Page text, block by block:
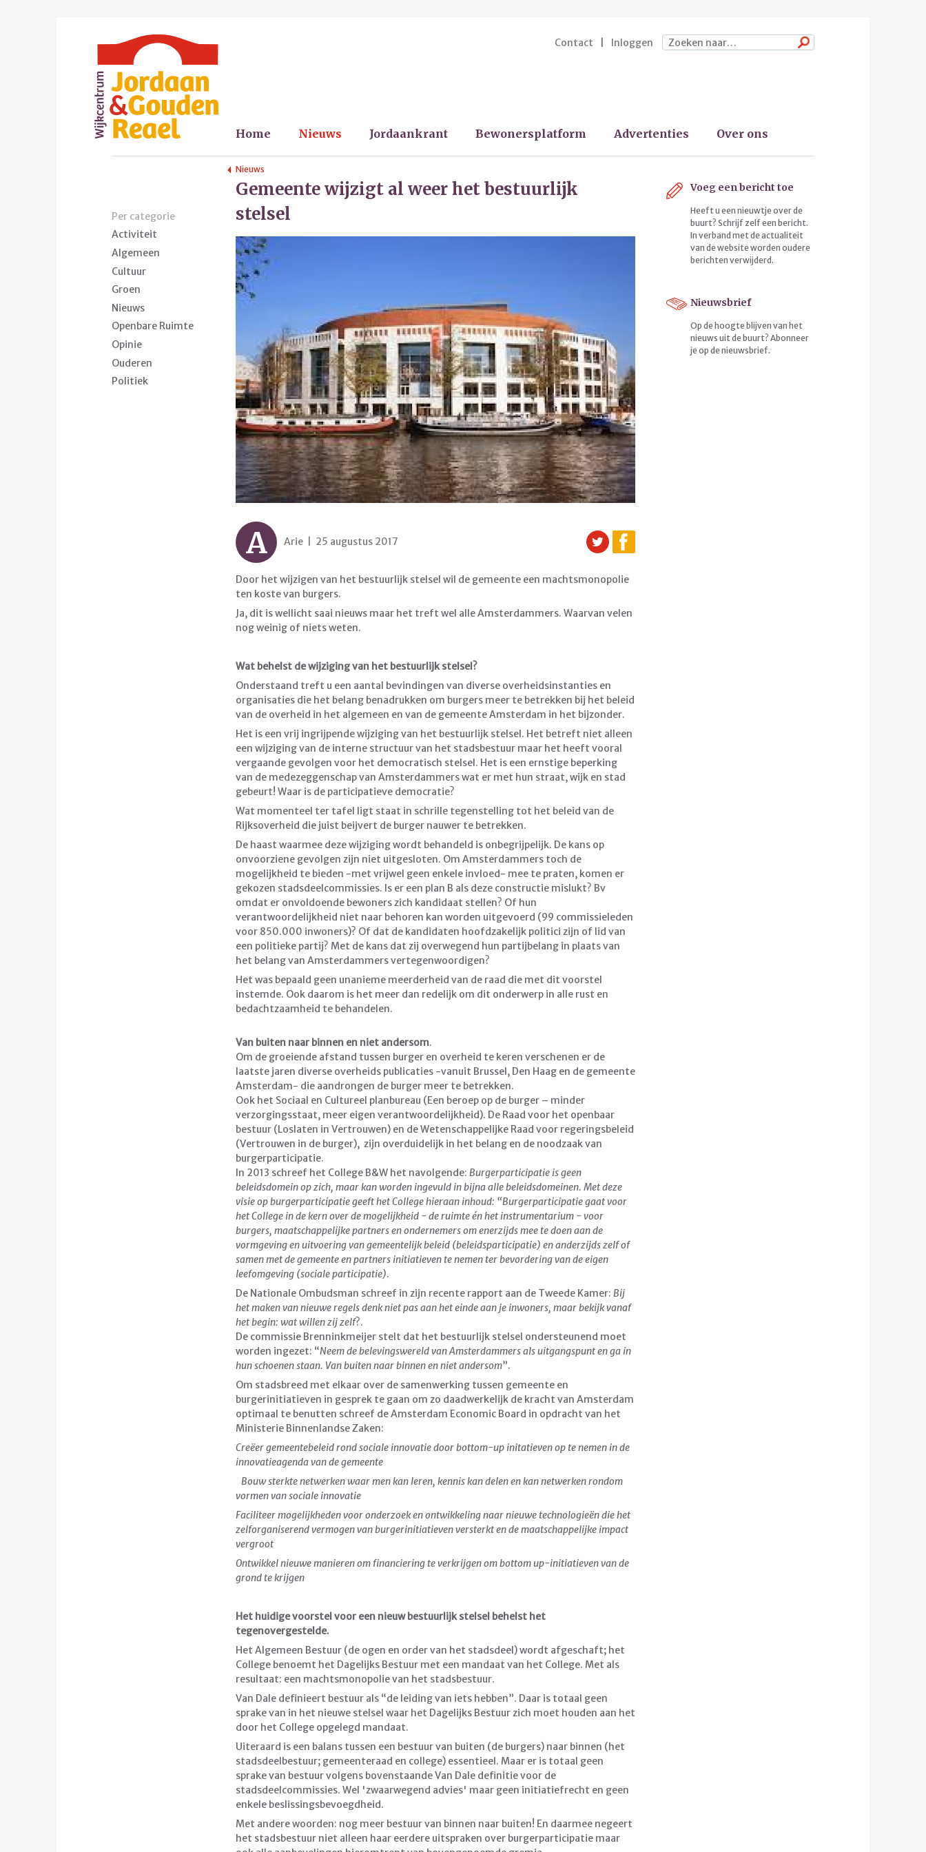
Home Nieuws Jordaankrant Bewonersplatform Advertenties Over ons
Contact Inloggen Zoeken
Nieuws
Gemeente wijzigt al weer het bestuurlijk
stelsel
A Arie | 25 augustus 2017
Door het wijzigen van het bestuurlijk stelsel wil de gemeente een machtsmonopolie
ten koste van burgers.
Ja, dit is wellicht saai nieuws maar het treft wel alle Amsterdammers. Waarvan velen
nog weinig of niets weten.
Wat behelst de wijziging van het bestuurlijk stelsel?
Onderstaand treft u een aantal bevindingen van diverse overheidsinstanties en
organisaties die het belang benadrukken om burgers meer te betrekken bij het beleid
van de overheid in het algemeen en van de gemeente Amsterdam in het bijzonder.
Het is een vrij ingrijpende wijziging van het bestuurlijk stelsel. Het betreft niet alleen
een wijziging van de interne structuur van het stadsbestuur maar het heeft vooral
vergaande gevolgen voor het democratisch stelsel. Het is een ernstige beperking
van de medezeggenschap van Amsterdammers wat er met hun straat, wijk en stad
gebeurt! Waar is de participatieve democratie?
Wat momenteel ter tafel ligt staat in schrille tegenstelling tot het beleid van de
Rijksoverheid die juist beijvert de burger nauwer te betrekken.
De haast waarmee deze wijziging wordt behandeld is onbegrijpelijk. De kans op
onvoorziene gevolgen zijn niet uitgesloten. Om Amsterdammers toch de
mogelijkheid te bieden -met vrijwel geen enkele invloed- mee te praten, komen er
gekozen stadsdeelcommissies. Is er een plan B als deze constructie mislukt? Bv
omdat er onvoldoende bewoners zich kandidaat stellen? Of hun
verantwoordelijkheid niet naar behoren kan worden uitgevoerd (99 commissieleden
voor 850.000 inwoners)? Of dat de kandidaten hoofdzakelijk politici zijn of lid van
een politieke partij? Met de kans dat zij overwegend hun partijbelang in plaats van
het belang van Amsterdammers vertegenwoordigen?
Het was bepaald geen unanieme meerderheid van de raad die met dit voorstel
instemde. Ook daarom is het meer dan redelijk om dit onderwerp in alle rust en
bedachtzaamheid te behandelen.
Van buiten naar binnen en niet andersom.
Om de groeiende afstand tussen burger en overheid te keren verschenen er de
laatste jaren diverse overheids publicaties -vanuit Brussel, Den Haag en de gemeente
Amsterdam- die aandrongen de burger meer te betrekken.
Ook het Sociaal en Cultureel planbureau (Een beroep op de burger – minder
verzorgingsstaat, meer eigen verantwoordelijkheid). De Raad voor het openbaar
bestuur (Loslaten in Vertrouwen) en de Wetenschappelijke Raad voor regeringsbeleid
(Vertrouwen in de burger), zijn overduidelijk in het belang en de noodzaak van
burgerparticipatie.
In 2013 schreef het College B&W het navolgende: Burgerparticipatie is geen
beleidsdomein op zich, maar kan worden ingevuld in bijna alle beleidsdomeinen. Met deze
visie op burgerparticipatie geeft het College hieraan inhoud: “Burgerparticipatie gaat voor
het College in de kern over de mogelijkheid - de ruimte én het instrumentarium - voor
burgers, maatschappelijke partners en ondernemers om enerzijds mee te doen aan de
vormgeving en uitvoering van gemeentelijk beleid (beleidsparticipatie) en anderzijds zelf of
samen met de gemeente en partners initiatieven te nemen ter bevordering van de eigen
leefomgeving (sociale participatie).
De Nationale Ombudsman schreef in zijn recente rapport aan de Tweede Kamer: Bij
het maken van nieuwe regels denk niet pas aan het einde aan je inwoners, maar bekijk vanaf
het begin: wat willen zij zelf?.
De commissie Brenninkmeijer stelt dat het bestuurlijk stelsel ondersteunend moet
worden ingezet: “Neem de belevingswereld van Amsterdammers als uitgangspunt en ga in
hun schoenen staan. Van buiten naar binnen en niet andersom”.
Om stadsbreed met elkaar over de samenwerking tussen gemeente en
burgerinitiatieven in gesprek te gaan om zo daadwerkelijk de kracht van Amsterdam
optimaal te benutten schreef de Amsterdam Economic Board in opdracht van het
Ministerie Binnenlandse Zaken:
Creëer gemeentebeleid rond sociale innovatie door bottom-up initatieven op te nemen in de
innovatieagenda van de gemeente
Bouw sterkte netwerken waar men kan leren, kennis kan delen en kan netwerken rondom
vormen van sociale innovatie
Faciliteer mogelijkheden voor onderzoek en ontwikkeling naar nieuwe technologieën die het
zelforganiserend vermogen van burgerinitiatieven versterkt en de maatschappelijke impact
vergroot
Ontwikkel nieuwe manieren om financiering te verkrijgen om bottom up-initiatieven van de
grond te krijgen
Het huidige voorstel voor een nieuw bestuurlijk stelsel behelst het
tegenovergestelde.
Het Algemeen Bestuur (de ogen en order van het stadsdeel) wordt afgeschaft; het
College benoemt het Dagelijks Bestuur met een mandaat van het College. Met als
resultaat: een machtsmonopolie van het stadsbestuur.
Van Dale definieert bestuur als “de leiding van iets hebben”. Daar is totaal geen
sprake van in het nieuwe stelsel waar het Dagelijks Bestuur zich moet houden aan het
door het College opgelegd mandaat.
Uiteraard is een balans tussen een bestuur van buiten (de burgers) naar binnen (het
stadsdeelbestuur; gemeenteraad en college) essentieel. Maar er is totaal geen
sprake van bestuur volgens bovenstaande Van Dale definitie voor de
stadsdeelcommissies. Wel 'zwaarwegend advies' maar geen initiatiefrecht en geen
enkele beslissingsbevoegdheid.
Met andere woorden: nog meer bestuur van binnen naar buiten! En daarmee negeert
het stadsbestuur niet alleen haar eerdere uitspraken over burgerparticipatie maar
Per categorie
Activiteit
Algemeen
Cultuur
Groen
Nieuws
Openbare Ruimte
Opinie
Ouderen
Politiek
Voeg een bericht toe
Heeft u een nieuwtje over de
buurt? Schrijf zelf een bericht.
In verband met de actualiteit
van de website worden oudere
berichten verwijderd.
Nieuwsbrief
Op de hoogte blijven van het
nieuws uit de buurt? Abonneer
je op de nieuwsbrief.